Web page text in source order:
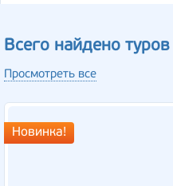
Всего найдено
Просмотреть все
Новинка!